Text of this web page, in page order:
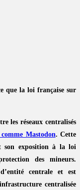
que la loi française sur
les réseaux centralisés
comme Mastodon. Cette
son exposition à la loi
des mineurs.
centrale et est
centralisée